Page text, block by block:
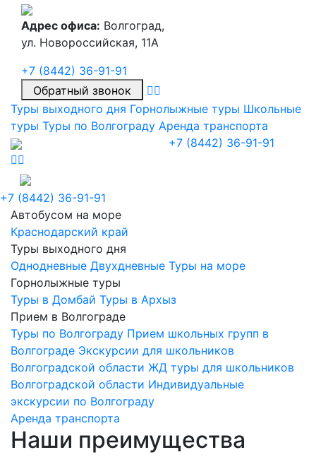
Адрес офиса: Волгоград,
ул. Новороссийская, 11А
+7 (8442) 36-91-91
Обратный звонок
Туры выходного дня Горнолыжные туры Школьные
туры Туры по Волгограду Аренда транспорта
+7 (8442) 36-91-91
+7 (8442) 36-91-91
Автобусом на море
Краснодарский край
Туры выходного дня
Однодневные Двухдневные Туры на море
Горнолыжные туры
Туры в Домбай Туры в Архыз
Прием в Волгограде
Туры по Волгограду Прием школьных групп в
Волгограде Экскурсии для школьников
Волгоградской области ЖД туры для школьников
Волгоградской области Индивидуальные
экскурсии по Волгограду
Аренда транспорта
Наши преимущества